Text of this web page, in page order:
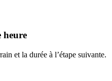
heure
et la durée à l’étape suivante.